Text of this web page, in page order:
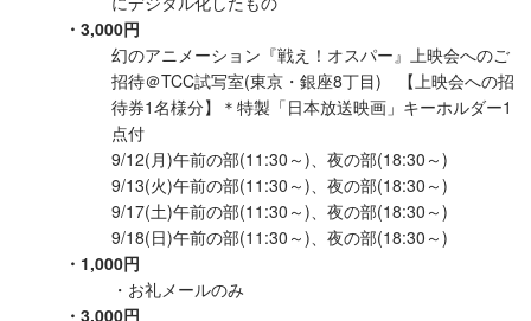
・3,000円
幻のアニメーション『戦え！オスパー』上映会へのご
招待＠TCC試写室(東京・銀座8丁目) 【上映会への招
待券1名様分】＊特製「日本放送映画」キーホルダー1
点付
9/12(月)午前の部(11:30～)、夜の部(18:30～)
9/13(火)午前の部(11:30～)、夜の部(18:30～)
9/17(土)午前の部(11:30～)、夜の部(18:30～)
9/18(日)午前の部(11:30～)、夜の部(18:30～)
・1,000円
・お礼メールのみ
・3,000円